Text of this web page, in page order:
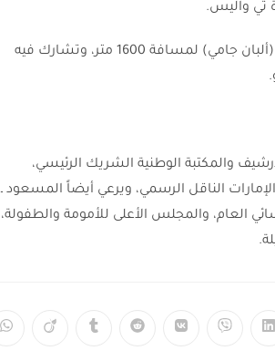
تي واليس.
ومن جهة أخري يستضيف مضمار رويان الفرنسي سباق كأس الوثبة ستاليونز (ألبان جامي) لمسافة 1600 متر، وتشارك فيه
والمكتبة الوطنية الشريك الرئيسي،
الناقل الرسمي، ويرعي أيضاً المسعود ـ
العام، والمجلس الأعلى للأمومة والطفولة،